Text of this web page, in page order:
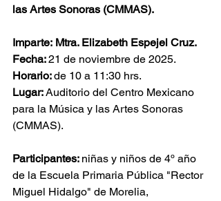
las Artes Sonoras (CMMAS).
Imparte: Mtra. Elizabeth Espejel Cruz.
Fecha: 21 de noviembre de 2025.
Horario: de 10 a 11:30 hrs.
Lugar: Auditorio del Centro Mexicano
para la Música y las Artes Sonoras
(CMMAS).
Participantes: niñas y niños de 4º año
de la Escuela Primaria Pública "Rector
Miguel Hidalgo" de Morelia,